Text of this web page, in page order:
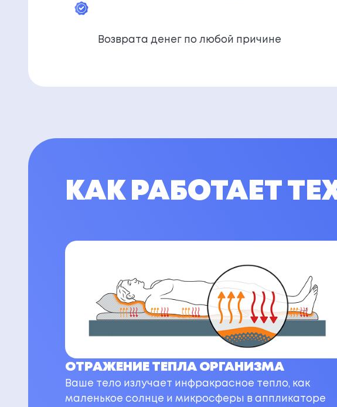
Возврата денег по любой причине
КАК РАБОТАЕТ
ОТРАЖЕНИЕ ТЕПЛА ОРГАНИЗМА
Ваше тело излучает инфракрасное тепло, как
маленькое солнце и микросферы в аппликаторе